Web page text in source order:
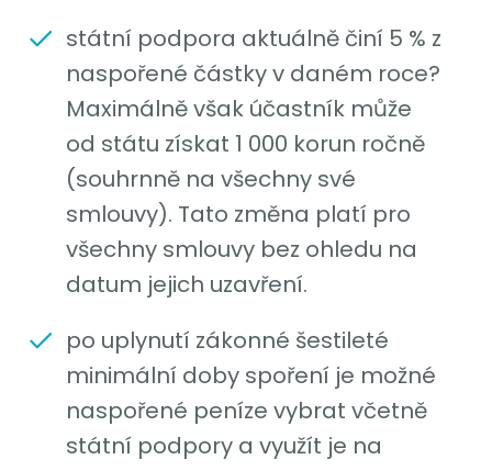
státní podpora aktuálně činí 5 % z
naspořené částky v daném roce?
Maximálně však účastník může
od státu získat 1 000 korun ročně
(souhrnně na všechny své
smlouvy). Tato změna platí pro
všechny smlouvy bez ohledu na
datum jejich uzavření.
po uplynutí zákonné šestileté
minimální doby spoření je možné
naspořené peníze vybrat včetně
státní podpory a využít je na